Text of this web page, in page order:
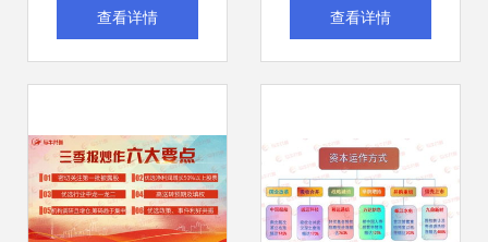
利好助力大盘夯实
查看详情
网金融安全建设加
遇
查看详情